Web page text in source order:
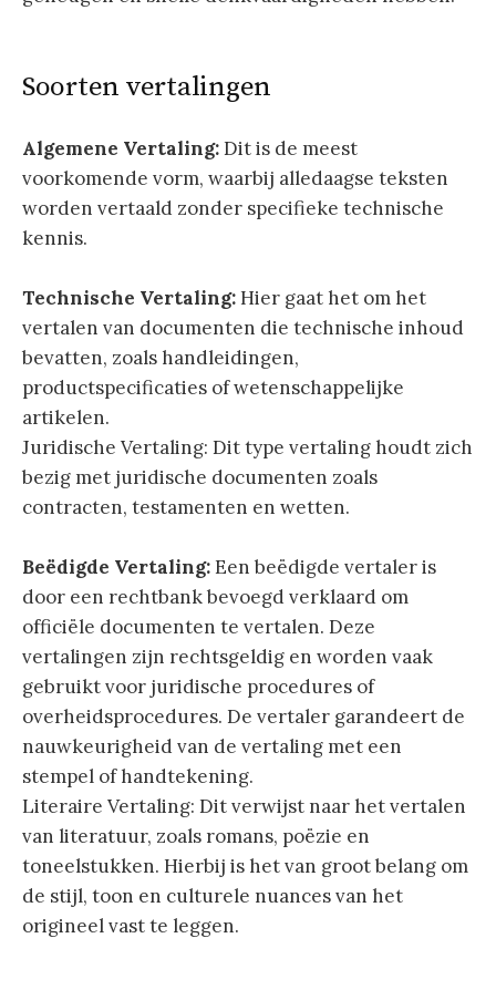
Soorten vertalingen
Algemene Vertaling:Dit is de meest
voorkomende vorm, waarbij alledaagse teksten
worden vertaald zonder specifieke technische
kennis.
Technische Vertaling:Hier gaat het om het
vertalen van documenten die technische inhoud
bevatten, zoals handleidingen,
productspecificaties of wetenschappelijke
artikelen.
Juridische Vertaling: Dit type vertaling houdt zich
bezig met juridische documenten zoals
contracten, testamenten en wetten.
Beëdigde Vertaling:Een beëdigde vertaler is
door een rechtbank bevoegd verklaard om
officiële documenten te vertalen. Deze
vertalingen zijn rechtsgeldig en worden vaak
gebruikt voor juridische procedures of
overheidsprocedures. De vertaler garandeert de
nauwkeurigheid van de vertaling met een
stempel of handtekening.
Literaire Vertaling: Dit verwijst naar het vertalen
van literatuur, zoals romans, poëzie en
toneelstukken. Hierbij is het van groot belang om
de stijl, toon en culturele nuances van het
origineel vast te leggen.